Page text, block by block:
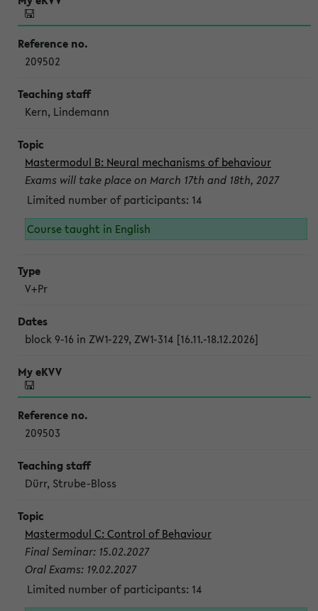
209502
Kern, Lindemann
Mastermodul B: Neural mechanisms of behaviour
Exams will take place on March 17th and 18th, 2027
Limited number of participants: 14
Course taught in English
V+Pr
block 9-16 in ZW1-229, ZW1-314 [16.11.-18.12.2026]
209503
Dürr, Strube-Bloss
Mastermodul C: Control of Behaviour
Final Seminar: 15.02.2027
Oral Exams: 19.02.2027
Limited number of participants: 14